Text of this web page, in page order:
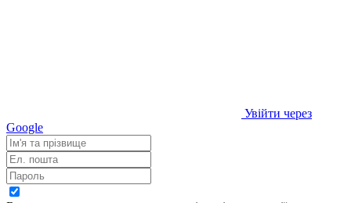
Увійти через
Google